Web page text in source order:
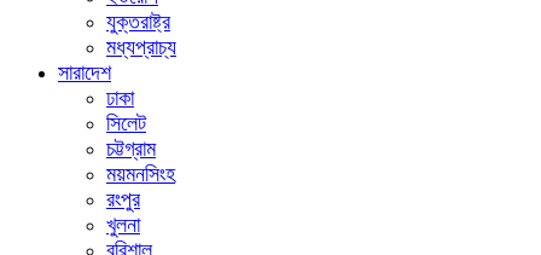
যুক্তরাষ্ট্র
মধ্যপ্রাচ্য
সারাদেশ
ঢাকা
সিলেট
চট্টগ্রাম
ময়মনসিংহ
রংপুর
খুলনা
বরিশাল